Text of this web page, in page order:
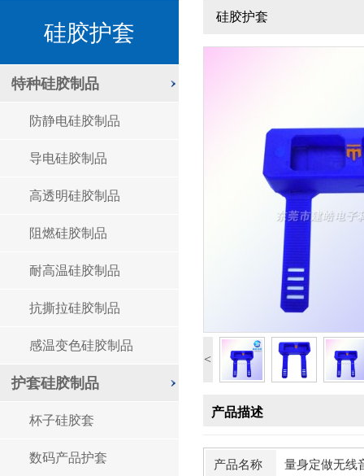
硅胶护套
特种硅胶制品
防静电硅胶制品
导电硅胶制品
高透明硅胶制品
阻燃硅胶制品
耐高温硅胶制品
抗撕拉硅胶制品
感温变色硅胶制品
护套硅胶制品
杯子硅胶套
数码产品护套
硅胶护套
<
产品描述
产品名称
量身定做无线